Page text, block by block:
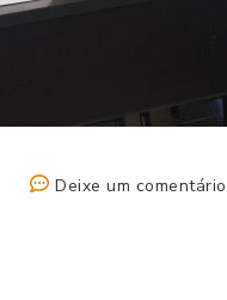
Deixe um comentário